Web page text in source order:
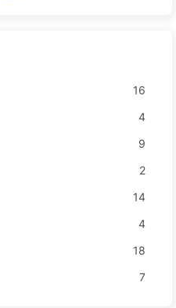
16
4
9
2
14
4
18
7